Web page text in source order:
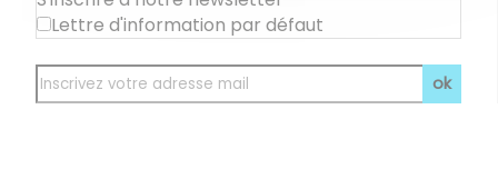
Lettre d'information par défaut
ok